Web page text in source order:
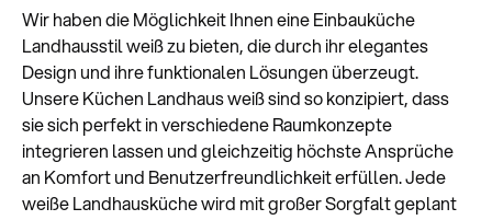
Wir haben die Möglichkeit Ihnen eine Einbauküche
Landhausstil weiß zu bieten, die durch ihr elegantes
Design und ihre funktionalen Lösungen überzeugt.
Unsere Küchen Landhaus weiß sind so konzipiert, dass
sie sich perfekt in verschiedene Raumkonzepte
integrieren lassen und gleichzeitig höchste Ansprüche
an Komfort und Benutzerfreundlichkeit erfüllen. Jede
weiße Landhausküche wird mit großer Sorgfalt geplant